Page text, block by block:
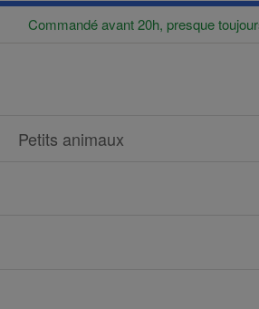
Commandé avant 20h, presque
Petits animaux